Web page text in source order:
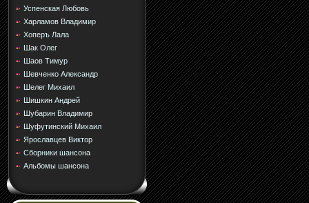
Успенская Любовь
Харламов Владимир
Хоперъ Лала
Шак Олег
Шаов Тимур
Шевченко Александр
Шелег Михаил
Шишкин Андрей
Шубарин Владимир
Шуфутинский Михаил
Ярославцев Виктор
Сборники шансона
Альбомы шансона